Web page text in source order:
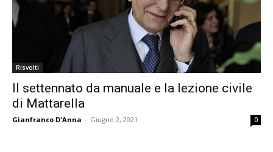
Risvolti
Il settennato da manuale e la lezione civile
di Mattarella
Gianfranco D'Anna - Giugno 2, 2021 0